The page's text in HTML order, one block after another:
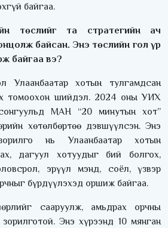
байгаа.
төслийг та стратегийн ач
байсан. Энэ төслийн гол үр
байгаа вэ?
Улаанбаатар хотын тулгамдсан
томоохон шийдэл. 2024 оны УИХ
МАН “20 минутын хот”
хөтөлбөртөө дэвшүүлсэн. Энэ
нь Улаанбаатар хотын
дагуул хотуудыг бий болгох,
эрүүл мэнд, соёл, үзвэр
бүрдүүлэхэд оршиж байгаа.
сааруулж, амьдрах орчны
Энэ хүрээнд 10 мянган